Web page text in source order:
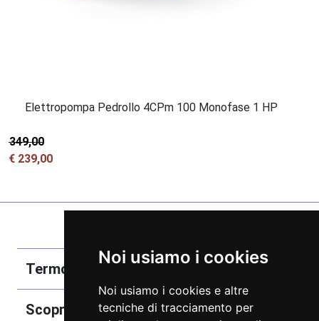
Noi usiamo i cookies
Noi usiamo i cookies e altre
tecniche di tracciamento per
Elettropompa Pedrollo 4CPm 100 Monofase 1 HP
€ 349,00
€ 239,00
Termobozzo Srl
Scoprici